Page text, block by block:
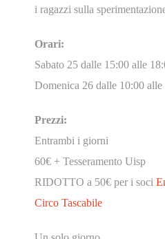
i ragazzi sulla
Orari:
Sabato 25 dalle 15:00 alle
Domenica 26 dalle 10:00 alle
Prezzi:
Entrambi i giorni
60€ + Tesseramento Uisp
RIDOTTO a 50€ per i soci
Circo Tascabile